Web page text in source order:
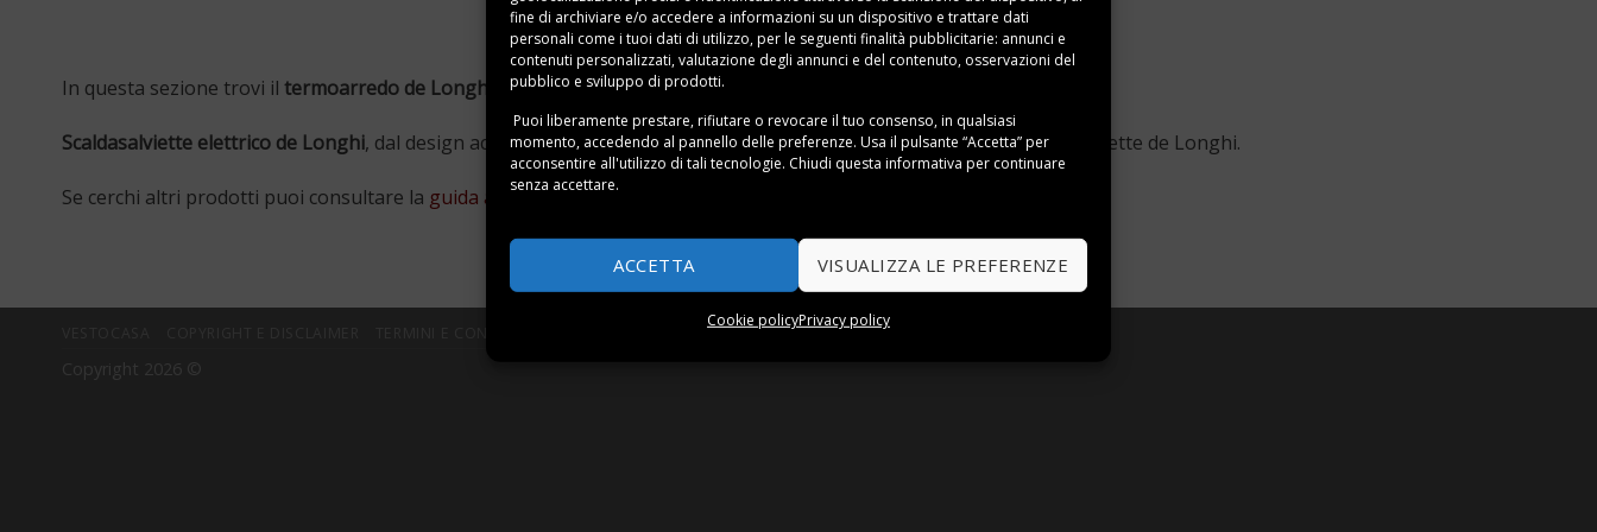
fine di archiviare e/o accedere a informazioni su un dispositivo e trattare dati
personali come i tuoi dati di utilizzo, per le seguenti finalità pubblicitarie: annunci e
contenuti personalizzati, valutazione degli annunci e del contenuto, osservazioni del
pubblico e sviluppo di prodotti.
Puoi liberamente prestare, rifiutare o revocare il tuo consenso, in qualsiasi
momento, accedendo al pannello delle preferenze. Usa il pulsante “Accetta” per
acconsentire all'utilizzo di tali tecnologie. Chiudi questa informativa per continuare
senza accettare.
ACCETTA VISUALIZZA LE PREFERENZE
Cookie policyPrivacy policy
In questa sezione trovi il termoarredo de Longhi
Scaldasalviette elettrico de Longhi, dal design accattivanti. Con differenti misure e numero di elementi degli scaldasalviette de Longhi.
Se cerchi altri prodotti puoi consultare la guida alla scelta dello scaldasalviette
PRIVACY POLICY
Copyright 2026 ©